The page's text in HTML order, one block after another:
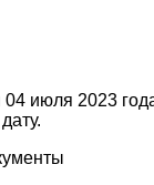
04 июля 2023